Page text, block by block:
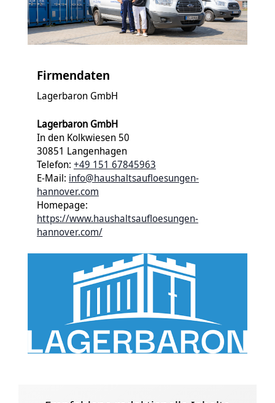
Firmendaten
Lagerbaron GmbH
Lagerbaron GmbH
In den Kolkwiesen 50
30851 Langenhagen
Telefon: +49 151 67845963
E-Mail: info@haushaltsaufloesungen-
hannover.com
Homepage:
https://www.haushaltsaufloesungen-
hannover.com/